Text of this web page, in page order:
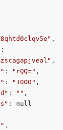
,
,
: "rQQ=" ,
: "1000" ,
: "" ,
: null
,